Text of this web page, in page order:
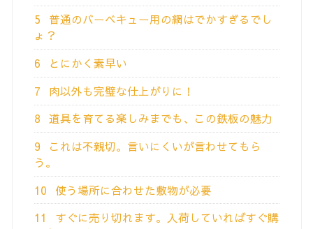
5
普通のバーベキュー用の網はでかすぎるでし
ょ？
6
とにかく素早い
7
肉以外も完璧な仕上がりに！
8
道具を育てる楽しみまでも、この鉄板の魅力
9
これは不親切。言いにくいが言わせてもら
う。
10
使う場所に合わせた敷物が必要
11
すぐに売り切れます。入荷していればすぐ購